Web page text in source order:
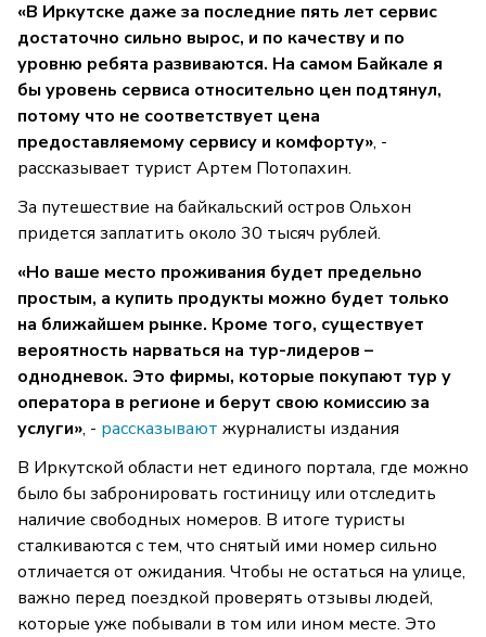
«В Иркутске даже за последние пять лет сервис
достаточно сильно вырос, и по качеству и по
уровню ребята развиваются. На самом Байкале я
бы уровень сервиса относительно цен подтянул,
потому что не соответствует цена
предоставляемому сервису и комфорту», -
рассказывает турист Артем Потопахин.
За путешествие на байкальский остров Ольхон
придется заплатить около 30 тысяч рублей.
«Но ваше место проживания будет предельно
простым, а купить продукты можно будет только
на ближайшем рынке. Кроме того, существует
вероятность нарваться на тур-лидеров –
однодневок. Это фирмы, которые покупают тур у
оператора в регионе и берут свою комиссию за
услуги», - рассказывают журналисты издания
В Иркутской области нет единого портала, где можно
было бы забронировать гостиницу или отследить
наличие свободных номеров. В итоге туристы
сталкиваются с тем, что снятый ими номер сильно
отличается от ожидания. Чтобы не остаться на улице,
важно перед поездкой проверять отзывы людей,
которые уже побывали в том или ином месте. Это